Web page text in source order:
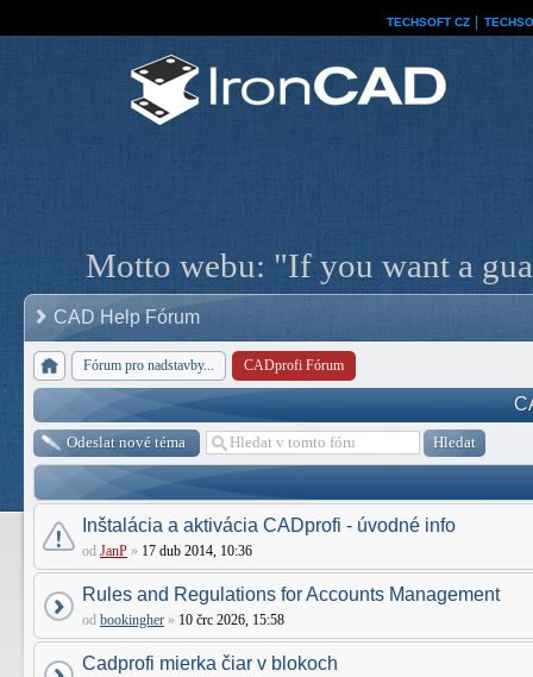
TECHSOFT CZ
Motto webu: "If you want a
CAD Help Fórum
Fórum pro nadstavby... CADprofi Fórum
Odeslat nové téma
Inštalácia a aktivácia CADprofi - úvodné info
od JanP » 17 dub 2014, 10:36
Rules and Regulations for Accounts Management
od bookingher » 10 črc 2026, 15:58
Cadprofi mierka čiar v blokoch